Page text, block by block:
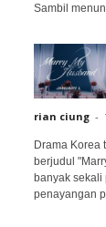
Sambil
rian ciung -
Drama Korea
berjudul
banyak sekali
penayangan